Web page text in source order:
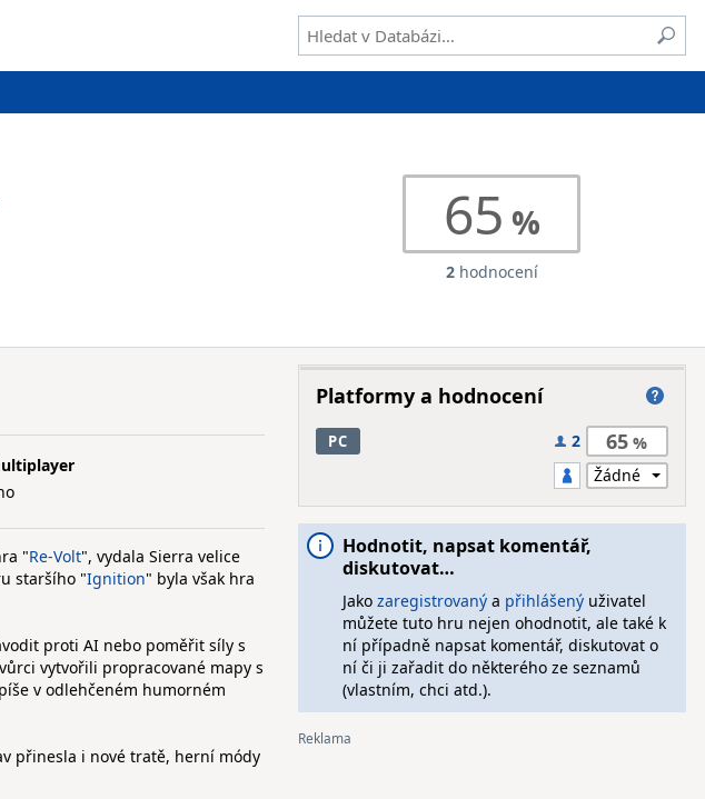
65
2hodnocení
"Re-Volt", vydala Sierra velice
staršího "Ignition" byla však hra
proti AI nebo poměřit síly s
vytvořili propracované mapy s
v odlehčeném humorném
přinesla i nové tratě, herní módy
Platformy a hodnocení
PC 2 65
Hodnotit, napsat komentář,
diskutovat…
Jako zaregistrovanýa přihlášenýuživatel
můžete tuto hru nejen ohodnotit, ale také k
ní případně napsat komentář, diskutovat o
ní či ji zařadit do některého ze seznamů
(vlastním, chci atd.).